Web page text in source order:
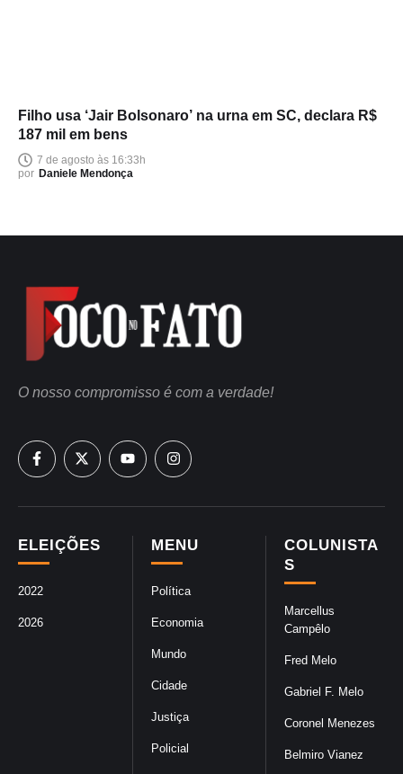
Filho usa ‘Jair Bolsonaro’ na urna em SC, declara R$
187 mil em bens
7 de agosto às 16:33h
por Daniele Mendonça
COLUNISTA
S
Marcellus
Campêlo
Fred Melo
Gabriel F. Melo
Coronel Menezes
Belmiro Vianez
MENU
Política
Economia
Mundo
Cidade
Justiça
Policial
ELEIÇÕES
2022
2026
O nosso compromisso é com a verdade!